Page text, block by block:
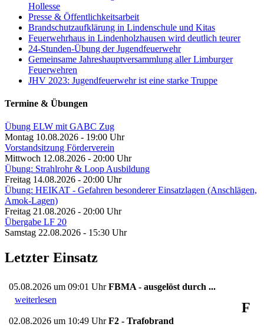
Hollesse
Presse & Öffentlichkeitsarbeit
Brandschutzaufklärung in Lindenschule und Kitas
Feuerwehrhaus in Lindenholzhausen wird deutlich teurer
24-Stunden-Übung der Jugendfeuerwehr
Gemeinsame Jahreshauptversammlung aller Limburger
Feuerwehren
JHV 2023: Jugendfeuerwehr ist eine starke Truppe
Termine & Übungen
Übung ELW mit GABC Zug
Montag 10.08.2026 - 19:00 Uhr
Vorstandsitzung Förderverein
Mittwoch 12.08.2026 - 20:00 Uhr
Übung: Strahlrohr & Loop Ausbildung
Freitag 14.08.2026 - 20:00 Uhr
Übung: HEIKAT - Gefahren besonderer Einsatzlagen (Anschlägen,
Amok-Lagen)
Freitag 21.08.2026 - 20:00 Uhr
Übergabe LF 20
Samstag 22.08.2026 - 15:30 Uhr
Letzter Einsatz
05.08.2026 um 09:01 UhrFBMA - ausgelöst durch ...
weiterlesen
02.08.2026 um 10:49 UhrF2 - Trafobrand
F